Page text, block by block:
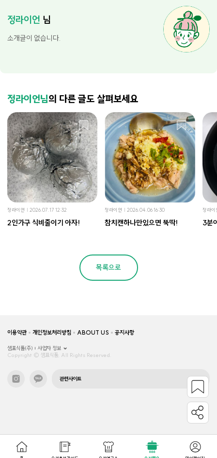
정라이언 님
소개글이 없습니다.
정라이언님의 다른 글도 살펴보세요
정라이언 2026.07.17 12:32
2인가구 식비줄이기 아자!
정라이언 2026.04.06 16:30
참치캔하나만있으면 뚝딱!
정라이
3분
목록으로
이용약관 개인정보처리방침 ABOUT US 공지사항
샘표식품(주)
사업자 정보
Copyright © 샘표식품, All Rights Reserved.
관련사이트